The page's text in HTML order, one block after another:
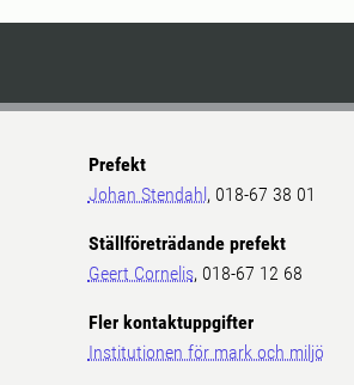
Prefekt
Johan Stendahl , 018-67 38 01
Ställföreträdande prefekt
Geert Cornelis, 018-67 12 68
Fler kontaktuppgifter
Institutionen för mark och miljö